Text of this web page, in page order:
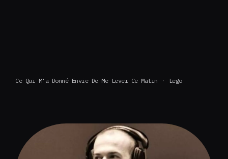
Ce Qui M'a Donné Envie De Me Lever Ce Matin Lego